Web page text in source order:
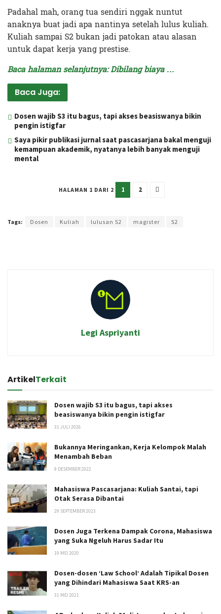
Padahal mah, orang tua sendiri nggak nuntut
anaknya buat jadi apa nantinya setelah lulus kuliah.
Kuliah sampai S2 bukan jadi patokan atau alasan
untuk dapat kerja yang prestise.
Baca halaman selanjutnya: Dibilang biaya …
Baca Juga:
Dosen wajib S3 itu bagus, tapi akses beasiswanya bikin
pengin istigfar
Saya pikir publikasi jurnal saat pascasarjana bakal menguji
kemampuan akademik, nyatanya lebih banyak menguji
mental
HALAMAN 1 DARI 2 1 2
Tags: Dosen Kuliah lulusan S2 magister S2
Legi Aspriyanti
ArtikelTerkait
Dosen wajib S3 itu bagus, tapi akses
beasiswanya bikin pengin istigfar
31 JULI 2026
Bukannya Meringankan, Kerja Kelompok Malah
Menambah Beban
9 DESEMBER 2022
Mahasiswa Pascasarjana: Kuliah Santai, tapi
Otak Serasa Dibantai
29 SEPTEMBER 2023
Dosen Juga Terkena Dampak Corona, Mahasiswa
yang Suka Ngeluh Harus Sadar Itu
19 MEI 2020
Dosen-dosen ‘Law School’ Adalah Tipikal Dosen
yang Dihindari Mahasiswa Saat KRS-an
31 MEI 2021